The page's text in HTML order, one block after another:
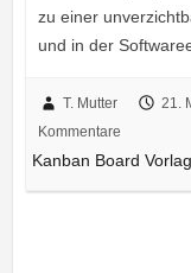
zu einer
und in der
T. Mutter 21.
Kommentare
Kanban Board